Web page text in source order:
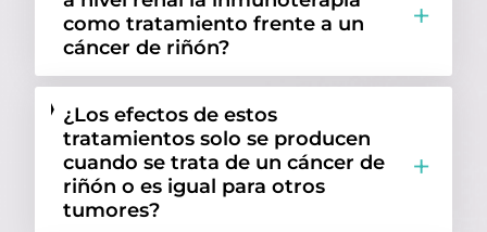
como tratamiento frente a un
cáncer de riñón?
¿Los efectos de estos
tratamientos solo se producen
cuando se trata de un cáncer de
riñón o es igual para otros
tumores?